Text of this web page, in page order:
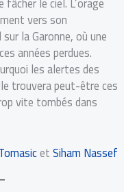
vers son
la Garonne, où une
années perdues.
les alertes des
trouvera peut-être ces
vite tombés dans
etSiham Nassef